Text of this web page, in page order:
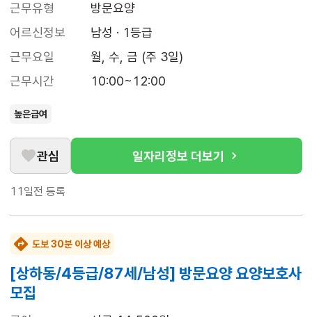
근무유형
방문요양
어르신정보
남성 · 1등급
근무요일
월, 수, 금 (주 3일)
근무시간
10:00~12:00
높은급여
관심 일자리정보 더보기
11일전 등록
도보 30분 이상 예상
[상하동/4등급/87세/남성] 방문요양 요양보호사
모집